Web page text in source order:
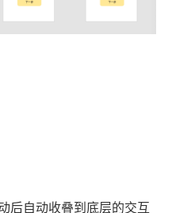
后自动收叠到底层的交互